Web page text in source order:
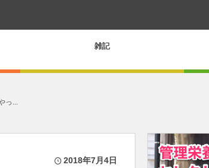
雑記
っ...
2018年7月4日